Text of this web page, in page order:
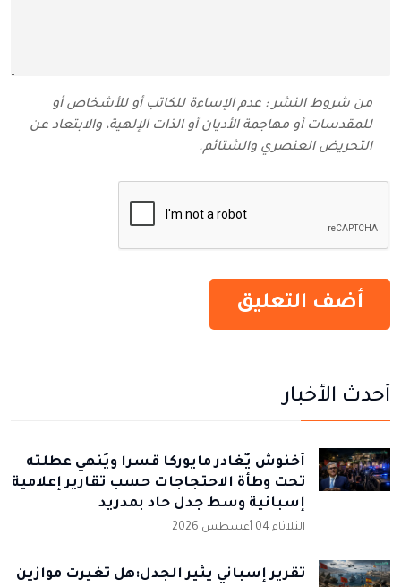
من شروط النشر : عدم الإساءة للكاتب أو للأشخاص أو
للمقدسات أو مهاجمة الأديان أو الذات الإلهية، والابتعاد عن
التحريض العنصري والشتائم‬.
أحدث الأخبار
أخنوش يٌغادر مايوركا قسرا ويُنهي عطلته
تحت وطأة الاحتجاجات حسب تقارير إعلامية
إسبانية وسط جدل حاد بمدريد
الثلاثاء 04 أغسطس 2026
تقرير إسباني يثير الجدل:هل تغيرت موازين